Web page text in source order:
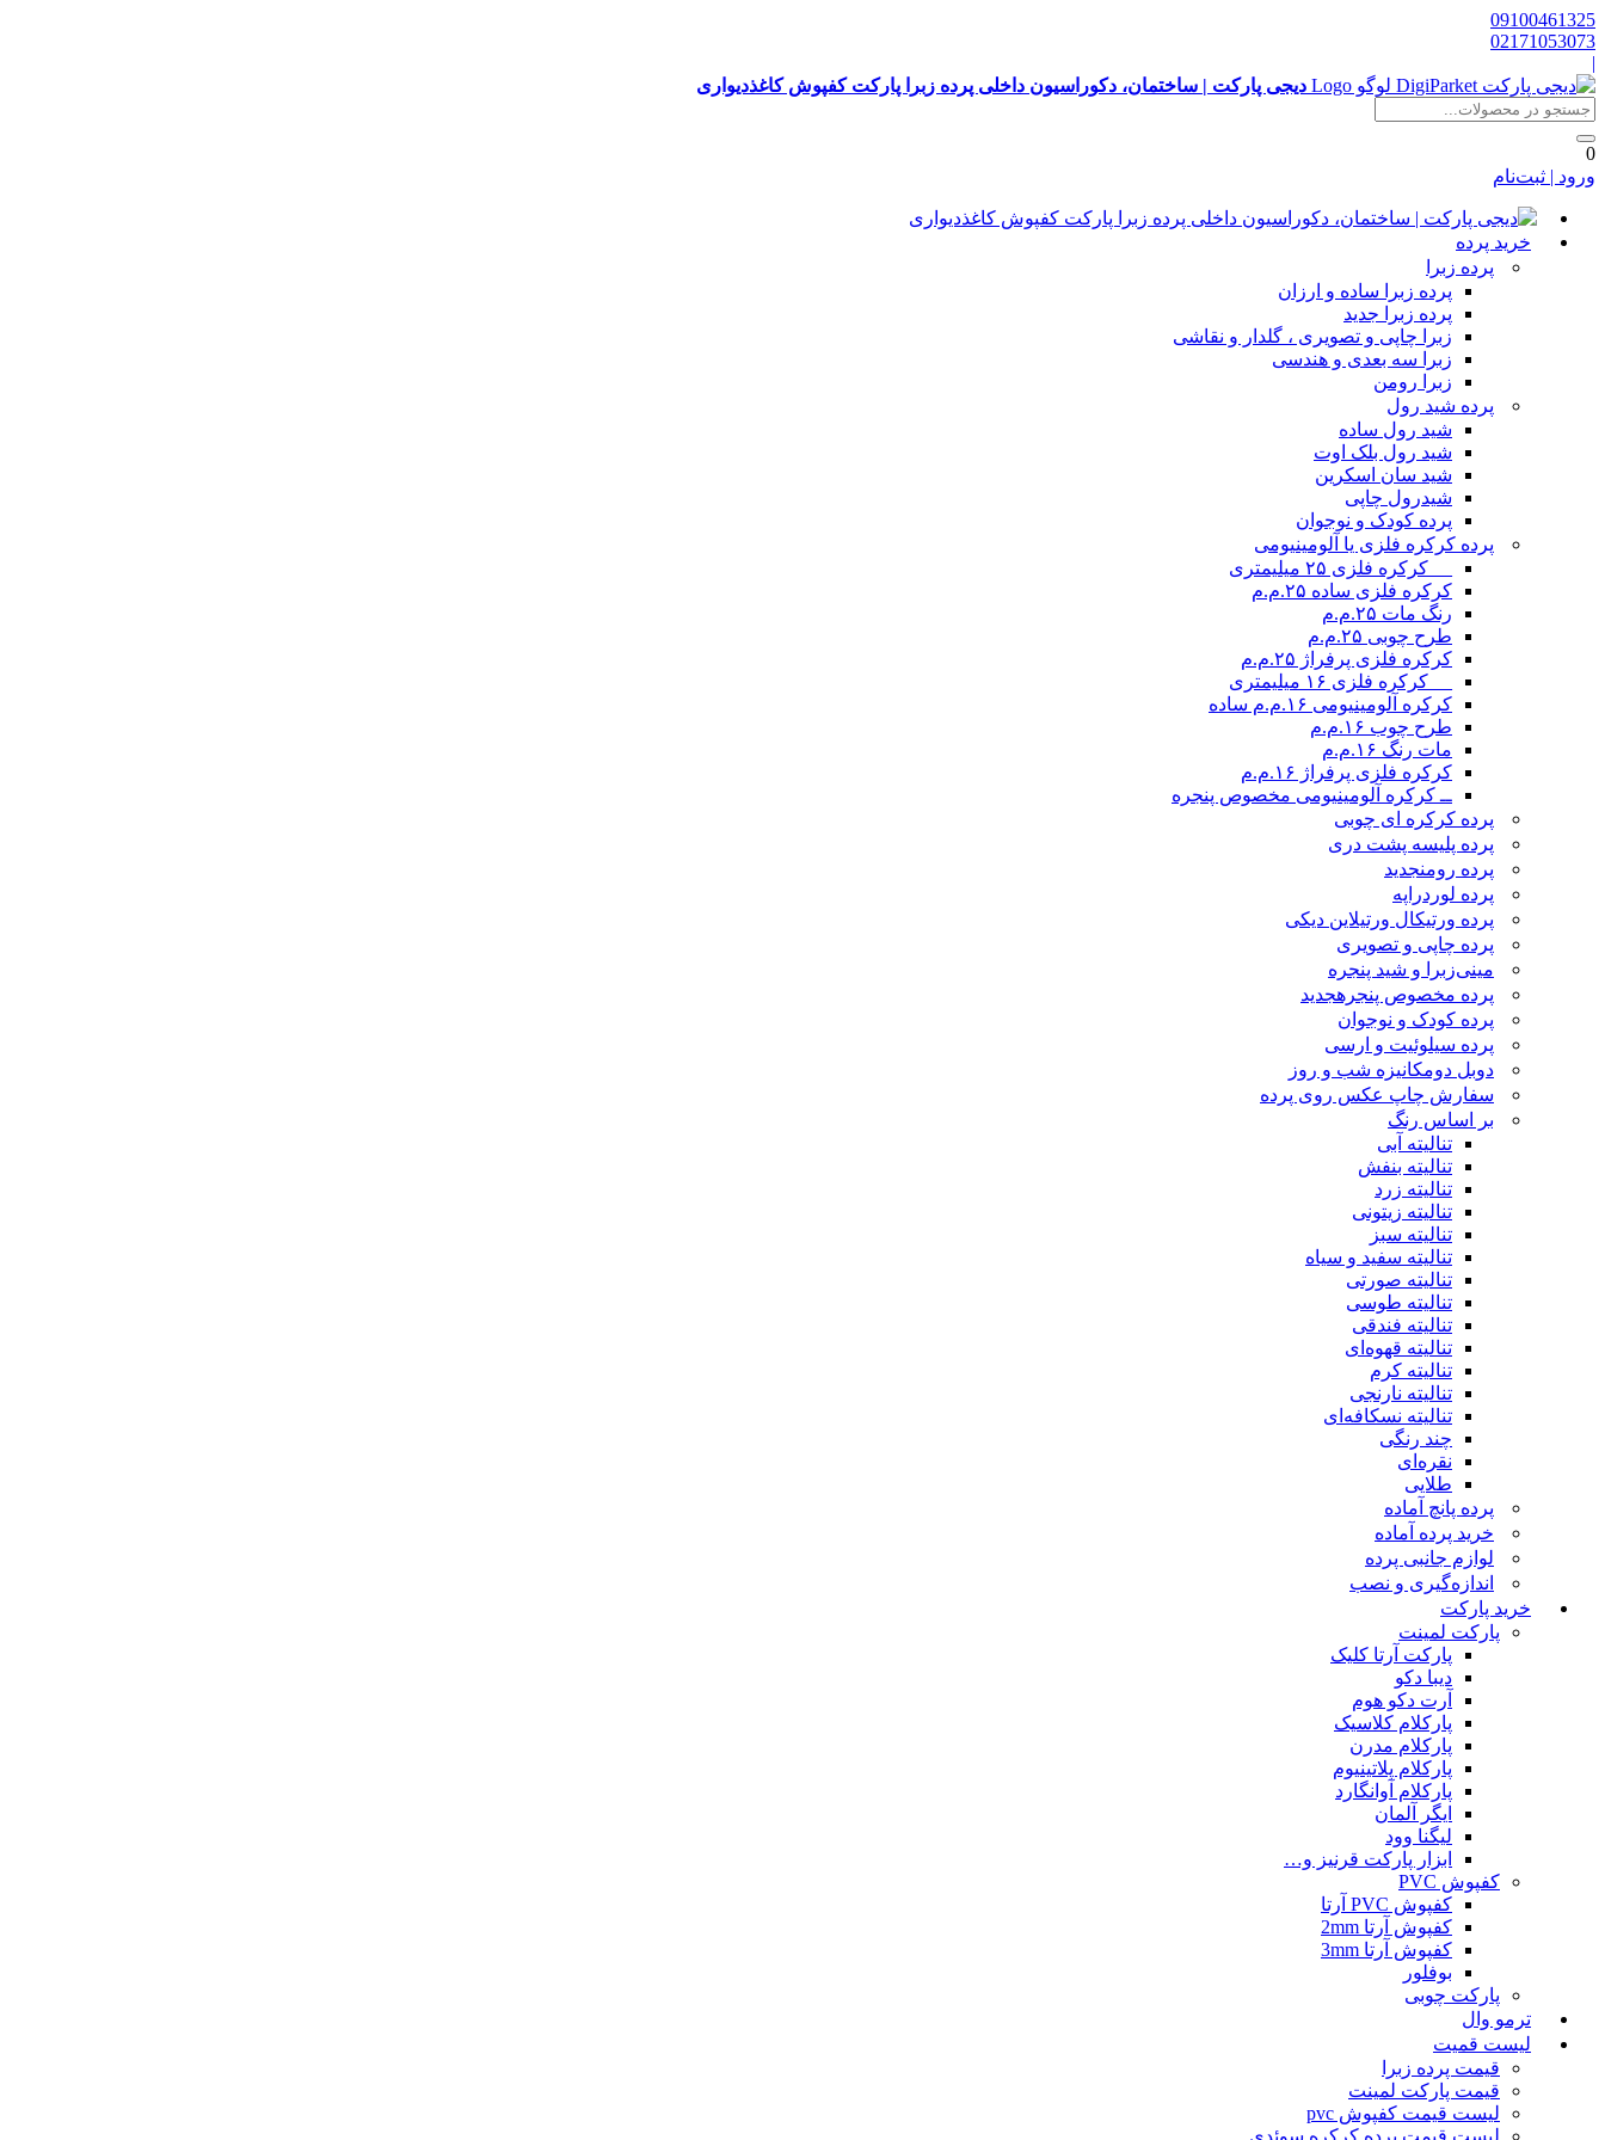
09100461325
02171053073
|
دیجی پارکت | ساختمان، دکوراسیون داخلی پرده زبرا پارکت کفپوش کاغذدیواری
0
ورود | ثبت‌نام
خرید پرده
پرده زبرا
پرده زبرا ساده و ارزان
پرده زبرا جدید
زبرا چاپی و تصویری ، گلدار و نقاشی
زبرا سه بعدی و هندسی
زبرا رومن
پرده شید رول
شید رول ساده
شید رول بلک اوت
شید سان اسکرین
شیدرول چاپی
پرده کودک و نوجوان
پرده کرکره فلزی یا آلومینیومی
__ کرکره فلزی ۲۵ میلیمتری
کرکره فلزی ساده ۲۵.م.م
رنگ مات ۲۵.م.م
طرح چوبی ۲۵.م.م
کرکره فلزی پرفراژ ۲۵.م.م
__ کرکره فلزی ۱۶ میلیمتری
کرکره آلومینیومی ۱۶.م.م ساده
طرح چوب ۱۶.م.م
مات رنگ ۱۶.م.م
کرکره فلزی پرفراژ ۱۶.م.م
ــ کرکره آلومینیومی مخصوص پنجره
پرده کرکره ای چوبی
پرده پلیسه پشت دری
پرده رومنجدید
پرده لوردراپه
پرده ورتیکال ورتیلاین دیکی
پرده چاپی و تصویری
مینی‌زبرا و شید پنجره
پرده مخصوص پنجرهجدید
پرده کودک و نوجوان
پرده سیلوئیت و ارسی
دوبل دومکانیزه شب و روز
سفارش چاپ عکس روی پرده
بر اساس رنگ
تنالیته آبی
تنالیته بنفش
تنالیته زرد
تنالیته زیتونی
تنالیته سبز
تنالیته سفید و سیاه
تنالیته صورتی
تنالیته طوسی
تنالیته فندقی
تنالیته قهوه‌ای
تنالیته کرم
تنالیته نارنجی
تنالیته نسکافه‌ای
چند رنگی
نقره‌ای
طلایی
پرده پانچ آماده
خرید پرده آماده
لوازم جانبی پرده
اندازه‌گیری و نصب
خرید پارکت
پارکت لمینت
پارکت آرتا کلیک
دیبا دکو
آرت دکو هوم
پارکلام کلاسیک
پارکلام مدرن
پارکلام پلاتینیوم
پارکلام آوانگارد
ایگر آلمان
لیگنا وود
ابزار پارکت قرنیز و…
کفپوش PVC
کفپوش PVC آرتا
کفپوش آرتا 2mm
کفپوش آرتا 3mm
بوفلور
پارکت چوبی
ترمو وال
لیست قمیت
قیمت پرده زبرا
قیمت پارکت لمینت
لیست قیمت کفپوش pvc
لیست قیمت پرده کرکره سوئدی